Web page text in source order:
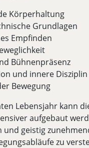
Körperhaltung
Grundlagen
Empfinden
Bühnenpräsenz
und innere Disziplin
Bewegung
Lebensjahr kann
aufgebaut
und geistig
zu